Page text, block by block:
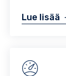
Lue lisää